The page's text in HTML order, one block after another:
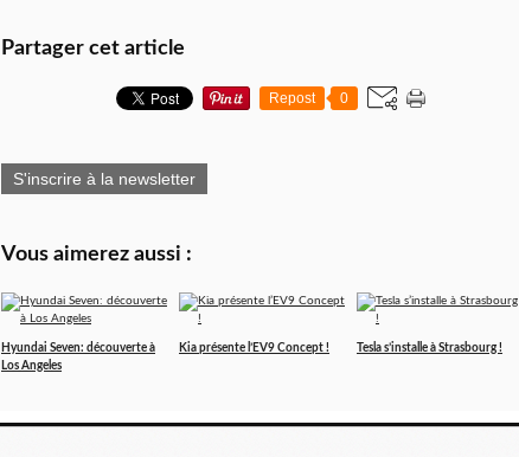
Partager cet article
Repost 0
S'inscrire à la newsletter
Vous aimerez aussi :
Hyundai Seven: découverte à
Los Angeles
Kia présente l’EV9 Concept ! Tesla s’installe à Strasbourg !